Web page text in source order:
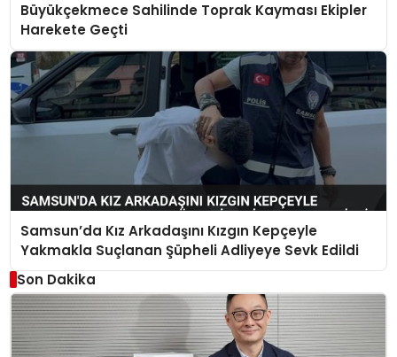
Büyükçekmece Sahilinde Toprak Kayması Ekipler
Harekete Geçti
Samsun’da Kız Arkadaşını Kızgın Kepçeyle
Yakmakla Suçlanan Şüpheli Adliyeye Sevk Edildi
Son Dakika